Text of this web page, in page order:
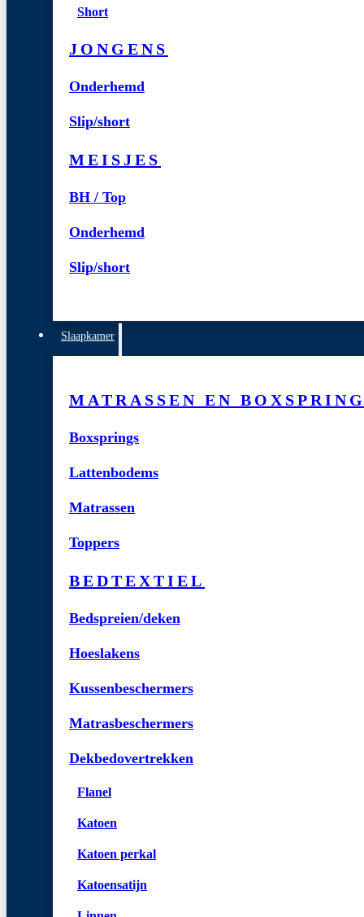
Short
JONGENS
Onderhemd
Slip/short
MEISJES
BH / Top
Onderhemd
Slip/short
Slaapkamer
MATRASSEN EN
Boxsprings
Lattenbodems
Matrassen
Toppers
BEDTEXTIEL
Bedspreien/deken
Hoeslakens
Kussenbeschermers
Matrasbeschermers
Dekbedovertrekken
Flanel
Katoen
Katoen perkal
Katoensatijn